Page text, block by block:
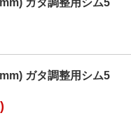
ガタ調整用シム5
ガタ調整用シム5